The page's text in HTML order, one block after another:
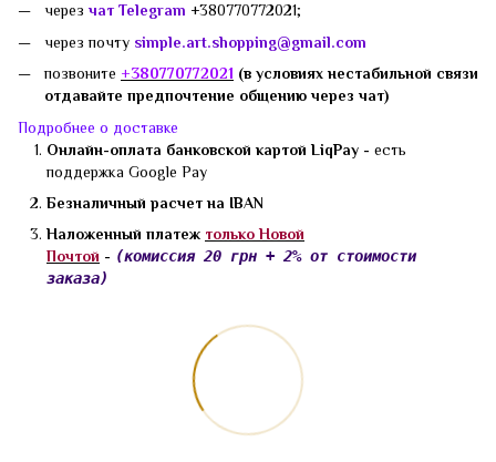
через чат Telegram +380770772021;
через почту simple.art.shopping@gmail.com
позвоните +380770772021 (в условиях нестабильной связи
отдавайте предпочтение общению через чат)
Подробнее о доставке
Онлайн-оплата банковской картой LiqPay - есть
поддержка Google Pay
Безналичный расчет на IBAN
Наложенный платеж только Новой
Почтой - (комиссия 20 грн + 2% от стоимости
заказа)